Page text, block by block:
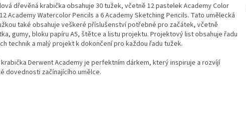
dřevěná krabička obsahuje 30 tužek, včetně 12 pastelek Academy Color
Academy Watercolor Pencils a 6 Academy Sketching Pencils. Tato umělecká
také obsahuje veškeré příslušenství potřebné pro začátek, včetně
gumy, bloku papíru A5, štětce a listu projektu. Projektový list obsahuje řadu
technik a malý projekt k dokončení pro každou řadu tužek.
Derwent Academy je perfektním dárkem, který inspiruje a rozvíjí
dovednosti začínajícího umělce.